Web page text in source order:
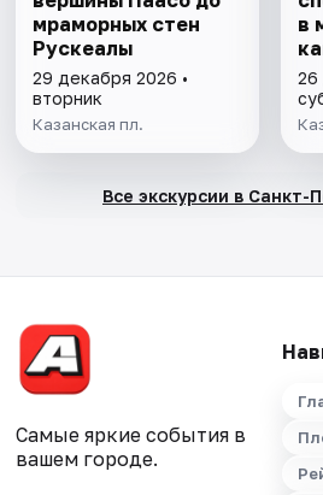
мраморных стен
Рускеалы
29 декабря 2026 •
вторник
Казанская пл.
в
26
Все экскурсии в Санкт-
Самые яркие события в
вашем городе.